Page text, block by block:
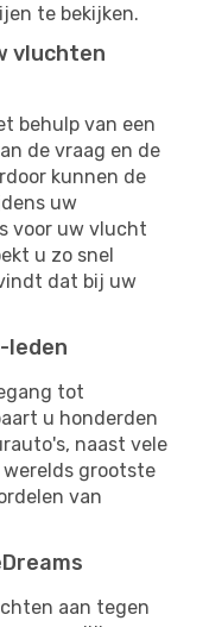
te bekijken.
vluchten
behulp van een
de vraag en de
kunnen de
uw
voor uw vlucht
u zo snel
dat bij uw
leden
tot
u honderden
naast vele
werelds grootste
van
aan tegen